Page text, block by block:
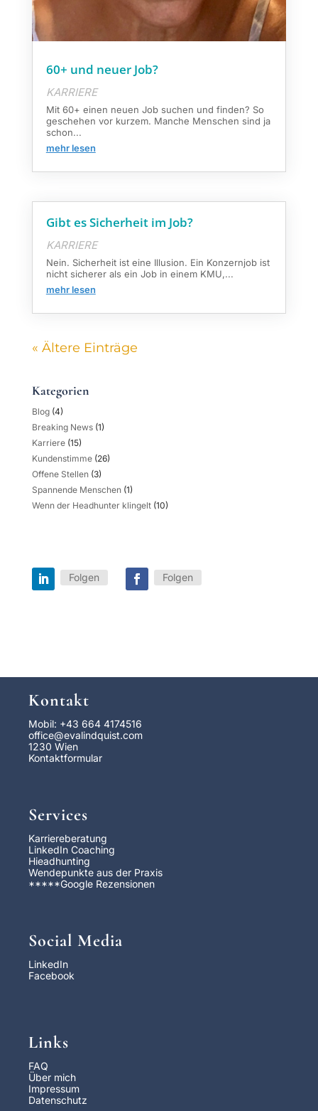
60+ und neuer Job?
KARRIERE
Mit 60+ einen neuen Job suchen und finden? So
geschehen vor kurzem. Manche Menschen sind ja
schon...
mehr lesen
Gibt es Sicherheit im Job?
KARRIERE
Nein. Sicherheit ist eine Illusion. Ein Konzernjob ist
nicht sicherer als ein Job in einem KMU,...
mehr lesen
« Ältere Einträge
Kategorien
Blog(4)
Breaking News(1)
Karriere(15)
Kundenstimme(26)
Offene Stellen(3)
Spannende Menschen(1)
Wenn der Headhunter klingelt(10)
Folgen Folgen
Kontakt
Mobil: +43 664 4174516
office@evalindquist.com
1230 Wien
Kontaktformular
Services
Karriereberatung
LinkedIn Coaching
Hieadhunting
Wendepunkte aus der Praxis
*****Google Rezensionen
Social Media
LinkedIn
Facebook
Links
FAQ
Über mich
Impressum
Datenschutz